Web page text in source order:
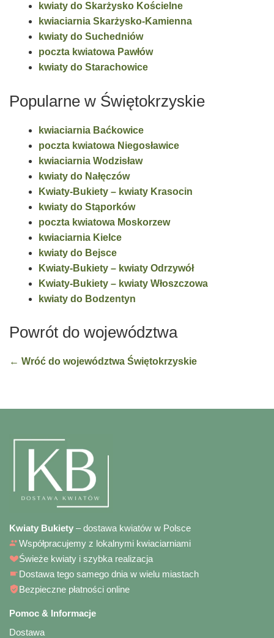
kwiaty do Skarżysko Kościelne
kwiaciarnia Skarżysko-Kamienna
kwiaty do Suchedniów
poczta kwiatowa Pawłów
kwiaty do Starachowice
Popularne w Świętokrzyskie
kwiaciarnia Baćkowice
poczta kwiatowa Niegosławice
kwiaciarnia Wodzisław
kwiaty do Nałęczów
Kwiaty-Bukiety – kwiaty Krasocin
kwiaty do Stąporków
poczta kwiatowa Moskorzew
kwiaciarnia Kielce
kwiaty do Bejsce
Kwiaty-Bukiety – kwiaty Odrzywół
Kwiaty-Bukiety – kwiaty Włoszczowa
kwiaty do Bodzentyn
Powrót do województwa
← Wróć do województwa Świętokrzyskie
Kwiaty Bukiety – dostawa kwiatów w Polsce
Współpracujemy z lokalnymi kwiaciarniami
Świeże kwiaty i szybka realizacja
Dostawa tego samego dnia w wielu miastach
Bezpieczne płatności online
Pomoc & Informacje
Dostawa